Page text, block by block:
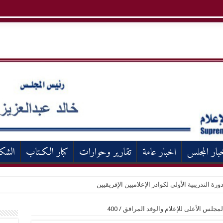
المجلس اخبار عامة تقارير وحوارات كبار الكـتاب
التدريبية الأولى لكوادر الإعلاميين الإفريقيين
الأعلى للإعلام والوفد المرافق /
400